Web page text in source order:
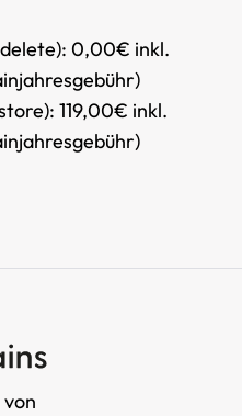
0,00€ inkl.
119,00€ inkl.